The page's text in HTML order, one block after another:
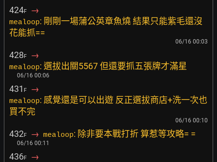
424F →
mealoop: 剛剛一場蒲公英章魚燒 結果只能紫毛還沒
花能抓==
06/16 00:03
428F →
mealoop: 選拔出關5567 但還要抓五張牌才滿星
06/16 00:06
431 F →
mealoop: 感覺還是可以出遊 反正選拔商店+洗一次也
買不完
06/16 00:10
432F → mealoop: 除非要本戰打折 算惹等攻略= =
06/16 00:11
436F →